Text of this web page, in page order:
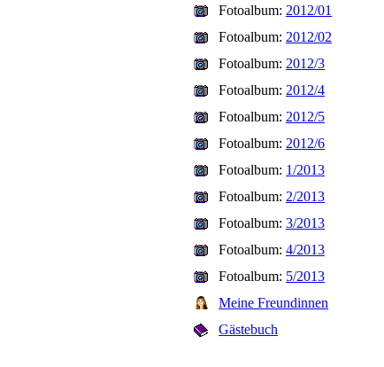
Fotoalbum: 2012/01
Fotoalbum: 2012/02
Fotoalbum: 2012/3
Fotoalbum: 2012/4
Fotoalbum: 2012/5
Fotoalbum: 2012/6
Fotoalbum: 1/2013
Fotoalbum: 2/2013
Fotoalbum: 3/2013
Fotoalbum: 4/2013
Fotoalbum: 5/2013
Meine Freundinnen
Gästebuch